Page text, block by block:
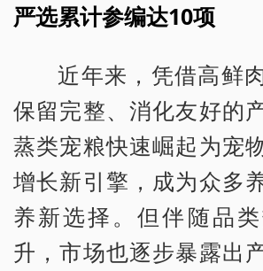
严选累计参编达10项
近年来，凭借高鲜
保留完整、消化友好的
蒸类宠粮快速崛起为宠
增长新引擎，成为众多
养新选择。但伴随品
升，市场也逐步暴露出